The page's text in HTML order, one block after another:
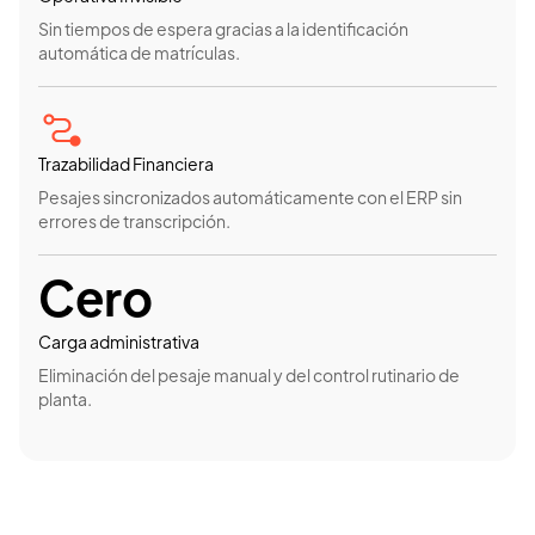
Control en tiempo real
Monitorización de consumos críticos para optimizar la
eficiencia de los alojamientos.
Analítica e impacto
Un entorno de datos unificado para reducir la huella
ambiental con decisiones informadas y hábitos
sostenibles.
Total
Ecosistema conectado